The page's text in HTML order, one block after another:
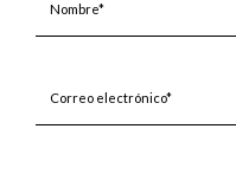
electrónico*